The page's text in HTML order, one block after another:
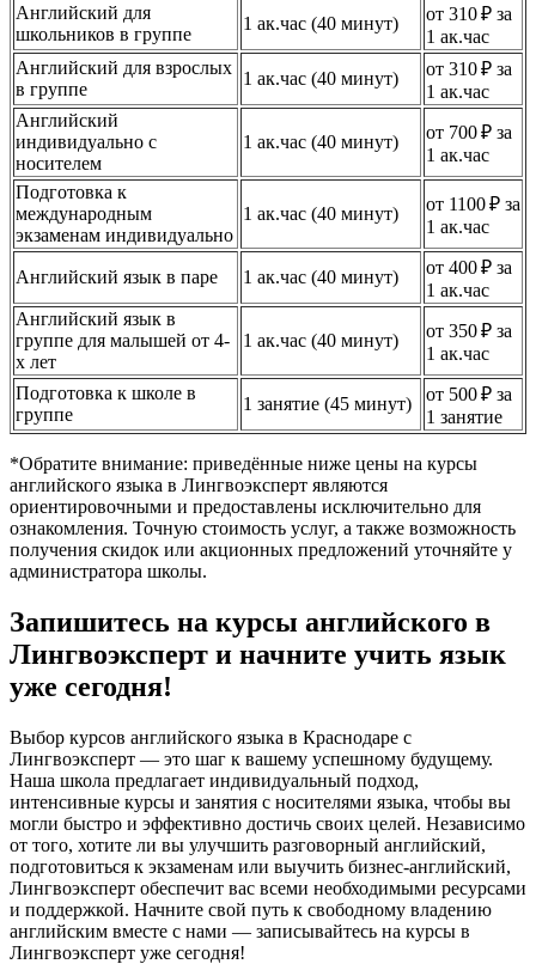
Английский для
школьников в группе
1 ак.час (40 минут)
от 310 ₽ за
1 ак.час
Английский для взрослых
в группе
1 ак.час (40 минут)
от 310 ₽ за
1 ак.час
Английский
индивидуально с
носителем
1 ак.час (40 минут)
от 700 ₽ за
1 ак.час
Подготовка к
международным
экзаменам индивидуально
1 ак.час (40 минут)
от 1100 ₽ за
1 ак.час
Английский язык в паре 1 ак.час (40 минут)
от 400 ₽ за
1 ак.час
Английский язык в
группе для малышей от 4-
х лет
1 ак.час (40 минут)
от 350 ₽ за
1 ак.час
Подготовка к школе в
группе
1 занятие (45 минут)
от 500 ₽ за
1 занятие
*Обратите внимание: приведённые ниже цены на курсы
английского языка в Лингвоэксперт являются
ориентировочными и предоставлены исключительно для
ознакомления. Точную стоимость услуг, а также возможность
получения скидок или акционных предложений уточняйте у
администратора школы.
Запишитесь на курсы английского в
Лингвоэксперт и начните учить язык
уже сегодня!
Выбор курсов английского языка в Краснодаре с
Лингвоэксперт — это шаг к вашему успешному будущему.
Наша школа предлагает индивидуальный подход,
интенсивные курсы и занятия с носителями языка, чтобы вы
могли быстро и эффективно достичь своих целей. Независимо
от того, хотите ли вы улучшить разговорный английский,
подготовиться к экзаменам или выучить бизнес-английский,
Лингвоэксперт обеспечит вас всеми необходимыми ресурсами
и поддержкой. Начните свой путь к свободному владению
английским вместе с нами — записывайтесь на курсы в
Лингвоэксперт уже сегодня!